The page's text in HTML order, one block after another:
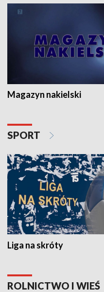
Magazyn nakielski
SPORT
Liga na skróty
ROLNICTWO I WIEŚ